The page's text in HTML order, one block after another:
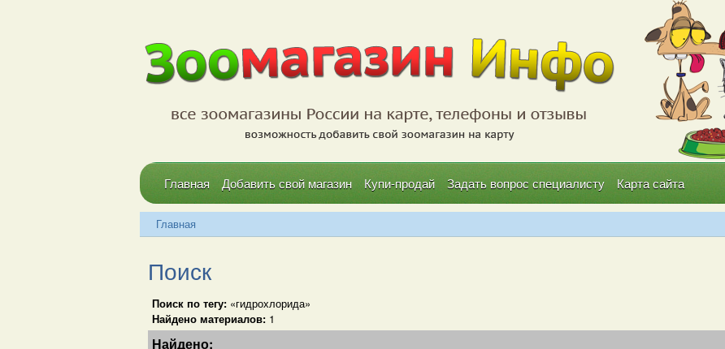
Главная Добавить свой магазин Купи-продай Задать вопрос специалисту Карта сайта
Главная
Поиск
Поиск по тегу: «гидрохлорида»
Найдено материалов: 1
Найдено: